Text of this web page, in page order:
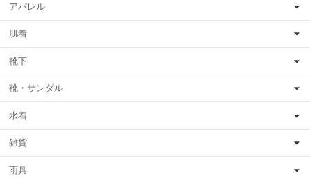
アパレル
肌着
靴下
靴・サンダル
水着
雑貨
雨具